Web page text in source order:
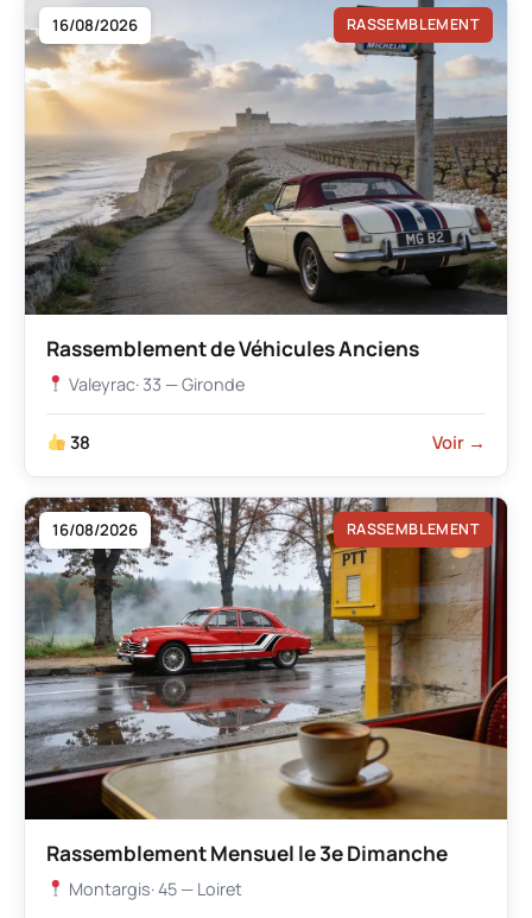
16/08/2026 RASSEMBLEMENT
Rassemblement de Véhicules Anciens
Valeyrac· 33 — Gironde
38 Voir →
16/08/2026 RASSEMBLEMENT
Rassemblement Mensuel le 3e Dimanche
Montargis· 45 — Loiret